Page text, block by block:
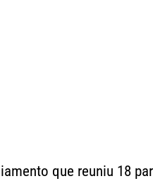
que reuniu 18